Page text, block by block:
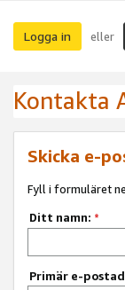
Logga in eller
Kontakta
Skicka e-
Fyll i formuläret
Ditt namn: *
Primär e-